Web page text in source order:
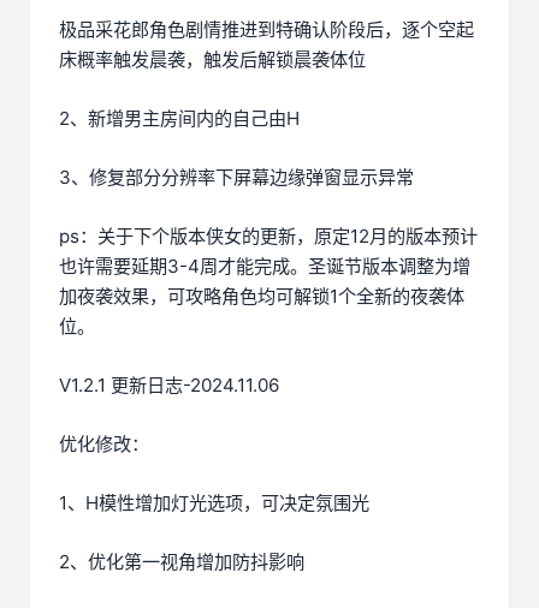
极品采花郎角色剧情推进到特确认阶段后，逐个空起
床概率触发晨袭，触发后解锁晨袭体位
2、新增男主房间内的自己由H
3、修复部分分辨率下屏幕边缘弹窗显示异常
ps：关于下个版本侠女的更新，原定12月的版本预计
也许需要延期3-4周才能完成。圣诞节版本调整为增
加夜袭效果，可攻略角色均可解锁1个全新的夜袭体
位。
V1.2.1 更新日志-2024.11.06
优化修改：
1、H模性增加灯光选项，可决定氛围光
2、优化第一视角增加防抖影响